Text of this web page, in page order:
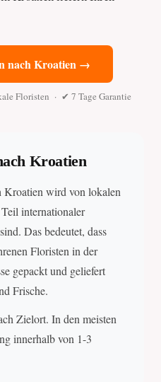
nach Kroatien →
Floristen · ✔ 7 Tage Garantie
Kroatien
wird von lokalen
internationaler
Das bedeutet, dass
Floristen in der
gepackt und geliefert
Frische.
Zielort. In den meisten
innerhalb von 1-3